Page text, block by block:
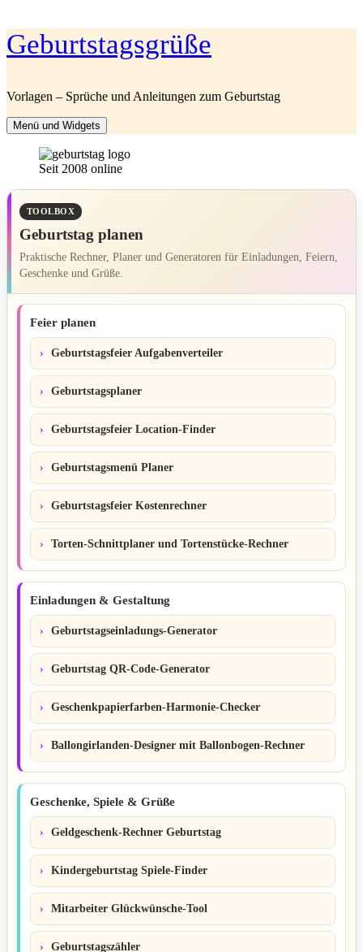
Zum
Inhalt
Geburtstagsgrüße
Vorlagen – Sprüche und Anleitungen zum Geburtstag
Menü und Widgets
Seit 2008 online
TOOLBOX
Geburtstag planen
Praktische Rechner, Planer und Generatoren für Einladungen, Feiern,
Geschenke und Grüße.
Feier planen
Geburtstagsfeier Aufgabenverteiler
Geburtstagsplaner
Geburtstagsfeier Location-Finder
Geburtstagsmenü Planer
Geburtstagsfeier Kostenrechner
Torten-Schnittplaner und Tortenstücke-Rechner
Einladungen & Gestaltung
Geburtstagseinladungs-Generator
Geburtstag QR-Code-Generator
Geschenkpapierfarben-Harmonie-Checker
Ballongirlanden-Designer mit Ballonbogen-Rechner
Geschenke, Spiele & Grüße
Geldgeschenk-Rechner Geburtstag
Kindergeburtstag Spiele-Finder
Mitarbeiter Glückwünsche-Tool
Geburtstagszähler